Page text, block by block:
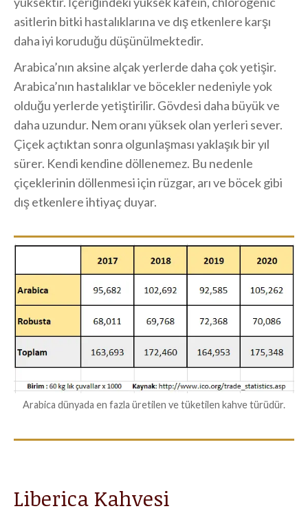
asitlerin bitki hastalıklarına ve dış etkenlere karşı
daha iyi koruduğu düşünülmektedir.
Arabica’nın aksine alçak yerlerde daha çok yetişir.
Arabica’nın hastalıklar ve böcekler nedeniyle yok
olduğu yerlerde yetiştirilir. Gövdesi daha büyük ve
daha uzundur. Nem oranı yüksek olan yerleri sever.
Çiçek açtıktan sonra olgunlaşması yaklaşık bir yıl
sürer. Kendi kendine döllenemez. Bu nedenle
çiçeklerinin döllenmesi için rüzgar, arı ve böcek gibi
dış etkenlere ihtiyaç duyar.
Arabica dünyada en fazla üretilen ve tüketilen kahve türüdür.
Liberica Kahvesi